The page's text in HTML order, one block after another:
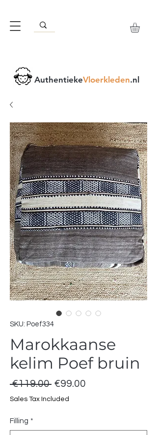
AuthentiekeVloerkleden.nl
SKU: Poef334
Marokkaanse
kelim Poef bruin
€119.00 Regular
Price
€99.00
Sales Tax Included
Filling *